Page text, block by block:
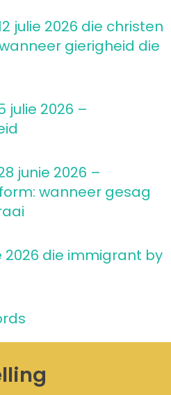
julie 2026 die christen
gierigheid die
julie 2026 –
junie 2026 –
wanneer gesag
2026 die immigrant by